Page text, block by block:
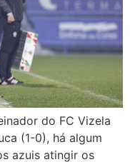
do FC Vizela
(1-0), há algum
azuis atingir os